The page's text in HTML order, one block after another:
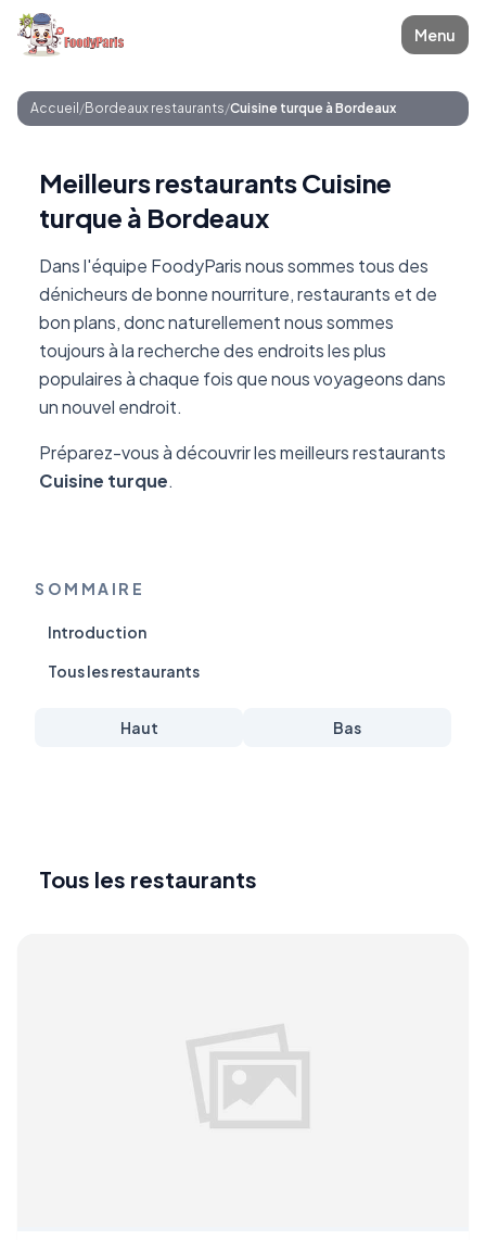
Menu
Accueil /Bordeaux restaurants/Cuisine turque à Bordeaux
Meilleurs restaurants Cuisine
turque à Bordeaux
Dans l'équipe FoodyParis nous sommes tous des
dénicheurs de bonne nourriture, restaurants et de
bon plans, donc naturellement nous sommes
toujours à la recherche des endroits les plus
populaires à chaque fois que nous voyageons dans
un nouvel endroit.
Préparez-vous à découvrir les meilleurs restaurants
Cuisine turque.
SOMMAIRE
Introduction
Tous les restaurants
Haut Bas
Tous les restaurants